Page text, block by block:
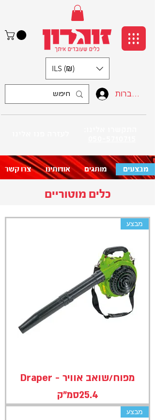
צרו קשר אודותינו מותגים מבצעים
התחברות
ILS (₪)
כלים מוטוריים
מבצע
מפוח/שואב אוויר - Draper
25.4סמ"ק
מבצע